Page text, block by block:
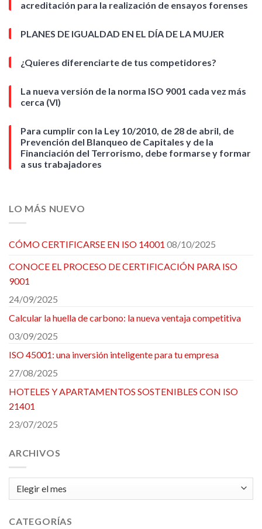
acreditación para la realización de ensayos forenses
PLANES DE IGUALDAD EN EL DÍA DE LA MUJER
¿Quieres diferenciarte de tus competidores?
La nueva versión de la norma ISO 9001 cada vez más
cerca (VI)
Para cumplir con la Ley 10/2010, de 28 de abril, de
Prevención del Blanqueo de Capitales y de la
Financiación del Terrorismo, debe formarse y formar
a sus trabajadores
LO MÁS NUEVO
CÓMO CERTIFICARSE EN ISO 14001 08/10/2025
CONOCE EL PROCESO DE CERTIFICACIÓN PARA ISO
9001
24/09/2025
Calcular la huella de carbono: la nueva ventaja competitiva
03/09/2025
ISO 45001: una inversión inteligente para tu empresa
27/08/2025
HOTELES Y APARTAMENTOS SOSTENIBLES CON ISO
21401
23/07/2025
ARCHIVOS
Archivos
CATEGORÍAS